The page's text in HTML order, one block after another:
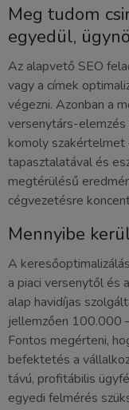
Meg tudom
egyedül,
Az alapvető SEO
vagy a címek
végezni. Azonban a
versenytárs-
komoly szakértelmet
tapasztalatával és
megtérülésű
cégvezetésre
Mennyibe
A
a piaci versenytől és
alap havidíjas
jellemzően 100.000
Fontos megérteni,
befektetés a
távú, profitábilis
egyedi felmérés